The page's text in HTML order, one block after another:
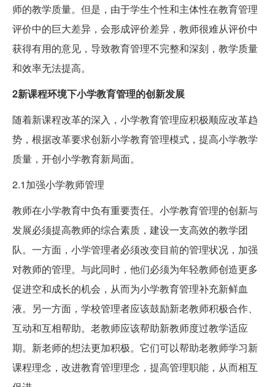
师的教学质量。但是，由于学生个性和主体性在教育管理
评价中的巨大差异，会形成评价差异，教师很难从评价中
获得有用的意见，导致教育管理不完整和深刻，教学质量
和效率无法提高。
2新课程环境下小学教育管理的创新发展
随着新课程改革的深入，小学教育管理应积极顺应改革趋
势，根据改革要求创新小学教育管理模式，提高小学教学
质量，开创小学教育新局面。
2.1加强小学教师管理
教师在小学教育中负有重要责任。小学教育管理的创新与
发展必须提高教师的综合素质，建设一支高效的教学团
队。一方面，小学管理者必须改变目前的管理状况，加强
对教师的管理。与此同时，他们必须为年轻教师创造更多
促进空和成长的机会，从而为小学教育管理补充新鲜血
液。另一方面，学校管理者应该鼓励新老教师积极合作、
互动和互相帮助。老教师应该帮助新教师度过教学适应
期。新老师的想法更加积极。它们可以帮助老教师学习新
课程理念，改进教育管理理念，提高管理职能，从而相互